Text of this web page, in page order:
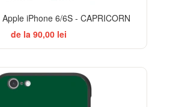
iPhone 6/6S - CAPRICORN
de la 90,00 lei